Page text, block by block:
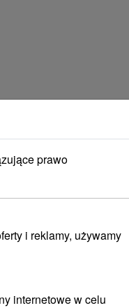
prawo
i reklamy, używamy
internetowe w celu